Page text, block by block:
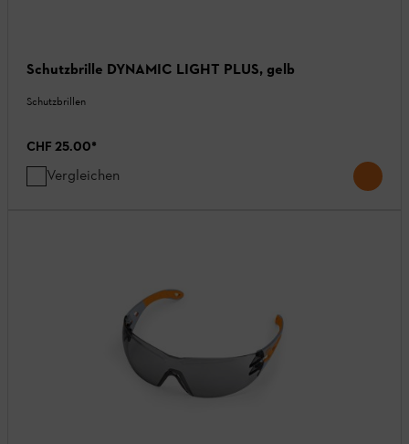
Schutzbrille DYNAMIC LIGHT PLUS, gelb
Schutzbrillen
CHF 25.00*
Vergleichen